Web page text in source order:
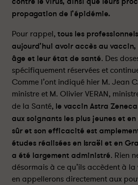
g
r
s
u
r
i
n
k
e
d
i
n
g
r
s
u
r
f
a
c
e
b
o
o
k
propagation de l’épidémie.
Pour rappel, tous les
aujourd’hui avoir accès au
âge et leur état de santé. Des
spécifiquement réservées et
Comme l’ont indiqué hier M. Jean
ministre et M. Olivier VERAN,
de la Santé, le vaccin Astra
aux soignants les plus jeunes et
sûr et son efficacité est
études réalisées en Israël et en
a été largement administré. Rien
désormais à ce qu’ils accèdent à
en appellerons directement aux